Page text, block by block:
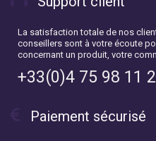
La satisfaction totale de nos
conseillers sont à votre écoute
concernant un produit, votre
+33(0)4 75 98 11
Paiement sécurisé